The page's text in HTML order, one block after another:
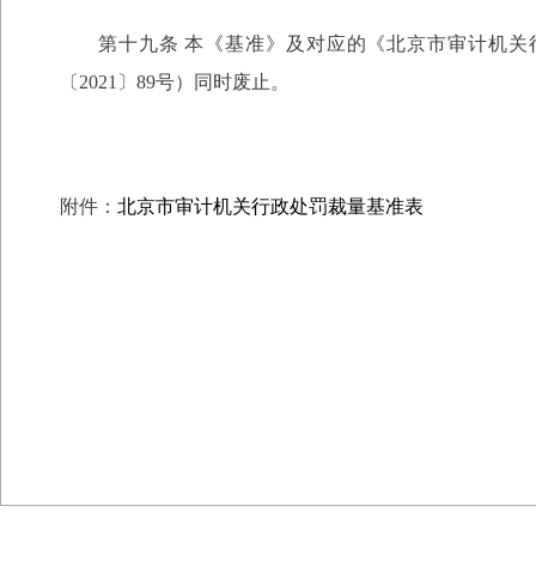
第十九条 本《基准》及对应的《北京市审计机
〔2021〕89号）同时废止。
附件： 北京市审计机关行政处罚裁量基准表